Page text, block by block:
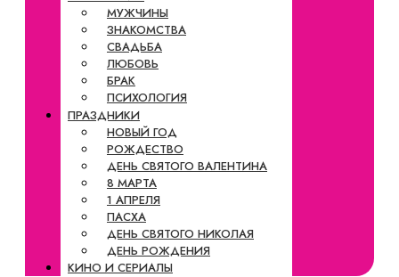
МУЖЧИНЫ
ЗНАКОМСТВА
СВАДЬБА
ЛЮБОВЬ
БРАК
ПСИХОЛОГИЯ
ПРАЗДНИКИ
НОВЫЙ ГОД
РОЖДЕСТВО
ДЕНЬ СВЯТОГО ВАЛЕНТИНА
8 МАРТА
1 АПРЕЛЯ
ПАСХА
ДЕНЬ СВЯТОГО НИКОЛАЯ
ДЕНЬ РОЖДЕНИЯ
КИНО И СЕРИАЛЫ